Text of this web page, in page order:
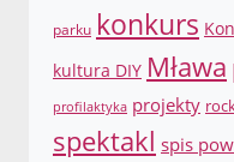
parku konkurs
kultura DIY Mława
profilaktyka projekty
spektakl spis